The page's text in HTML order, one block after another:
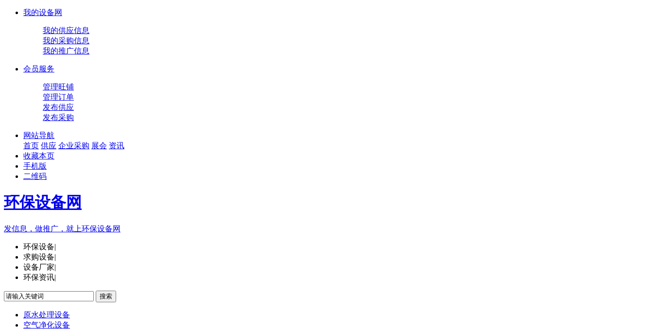
我的设备网
我的供应信息
我的采购信息
我的推广信息
会员服务
管理旺铺
管理订单
发布供应
发布采购
网站导航
首页 供应 企业采购 展会 资讯
收藏本页
手机版
二维码
环保设备网
发信息，做推广，就上环保设备网
环保设备|
求购设备|
设备厂家|
环保资讯|
搜索
原水处理设备
空气净化设备